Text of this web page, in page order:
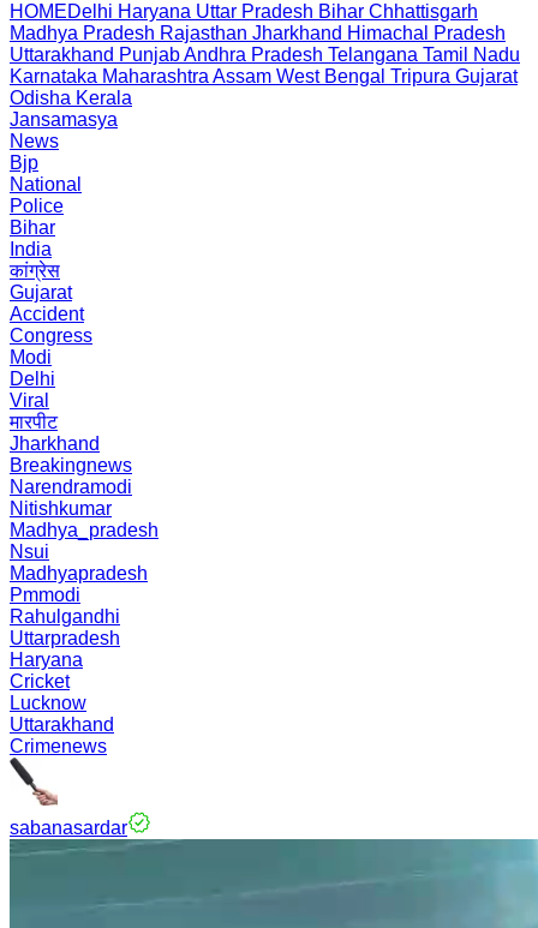
HOMEDelhi Haryana Uttar Pradesh Bihar Chhattisgarh
Madhya Pradesh Rajasthan Jharkhand Himachal Pradesh
Uttarakhand PunjabAndhra Pradesh Telangana Tamil Nadu
Karnataka Maharashtra Assam West Bengal Tripura Gujarat
Odisha Kerala
Jansamasya
News
Bjp
National
Police
Bihar
India
कांग्रेस
Gujarat
Accident
Congress
Modi
Delhi
Viral
मारपीट
Jharkhand
Breakingnews
Narendramodi
Nitishkumar
Madhya_pradesh
Nsui
Madhyapradesh
Pmmodi
Rahulgandhi
Uttarpradesh
Haryana
Cricket
Lucknow
Uttarakhand
Crimenews
sabanasardar